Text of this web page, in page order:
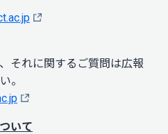
それに関するご質問は広報
。
いて